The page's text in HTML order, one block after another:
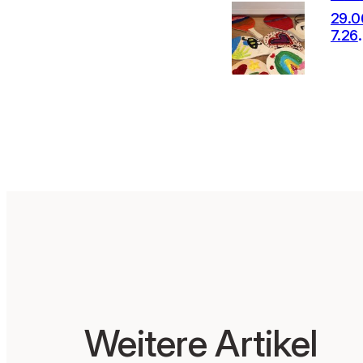
7.26
Weitere Artikel